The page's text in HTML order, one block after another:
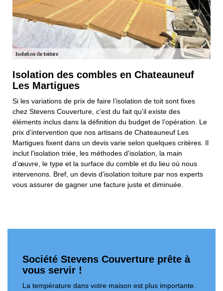
Isolation des combles en Chateauneuf
Les Martigues
Si les variations de prix de faire l’isolation de toit sont fixes
chez Stevens Couverture, c'est du fait qu’il existe des
éléments inclus dans la définition du budget de l’opération. Le
prix d’intervention que nos artisans de Chateauneuf Les
Martigues fixent dans un devis varie selon quelques critères. Il
inclut l'isolation triée, les méthodes d'isolation, la main
d’œuvre, le type et la surface du comble et du lieu où nous
intervenons. Bref, un devis d'isolation toiture par nos experts
vous assurer de gagner une facture juste et diminuée.
Société Stevens Couverture prête à
vous servir !
La température dans votre maison est plus importante.